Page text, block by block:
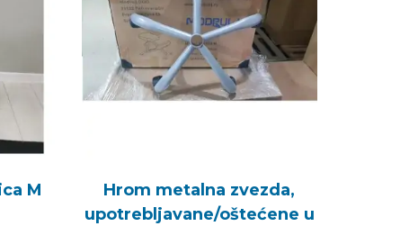
M
Hrom metalna zvezda,
upotrebljavane/oštećene u